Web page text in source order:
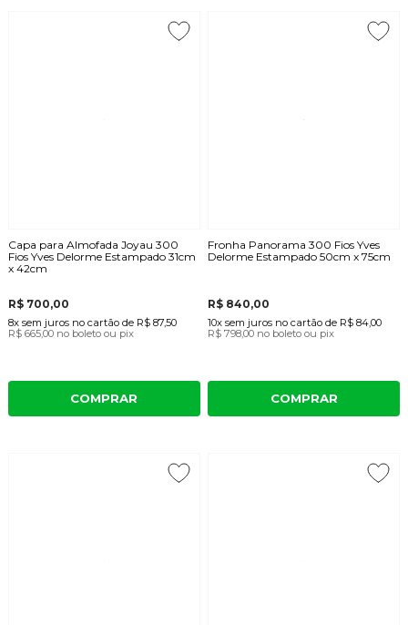
Capa para Almofada Joyau 300
Fios Yves Delorme Estampado 31cm
x 42cm
R$ 700,00
8x sem juros no cartãode R$ 87,50
R$ 665,00 no boleto ou pix
COMPRAR
Fronha Panorama 300 Fios Yves
Delorme Estampado 50cm x 75cm
R$ 840,00
10x sem juros no cartão de R$ 84,00
R$ 798,00 no boleto ou pix
COMPRAR